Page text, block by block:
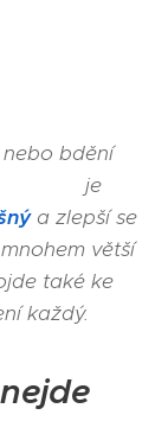
bdění
a zlepší se
větší
také ke
každý.